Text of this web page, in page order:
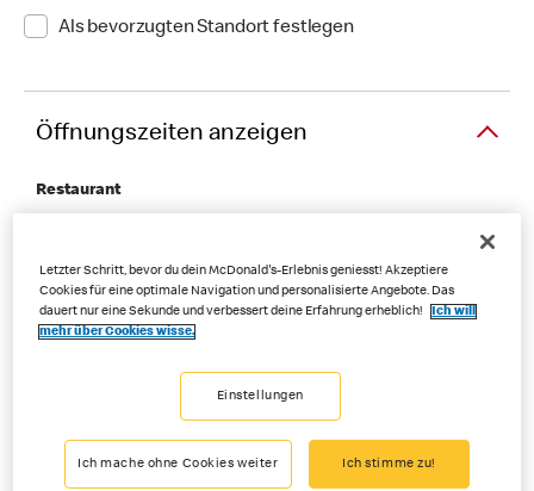
Als bevorzugten Standort festlegen
Öffnungszeiten anzeigen
Restaurant
Di 08:00 - 22:00
Tuesday 08:00 - 22:00
08:00 - 00:00
Friday 08:00 - 00:00
Letzter Schritt, bevor du dein McDonald's-Erlebnis geniesst! Akzeptiere
Cookies für eine optimale Navigation und personalisierte Angebote. Das
dauert nur eine Sekunde und verbessert deine Erfahrung erheblich!
Ich will
mehr über Cookies wisse.
Einstellungen
Ich mache ohne Cookies weiter Ich stimme zu!